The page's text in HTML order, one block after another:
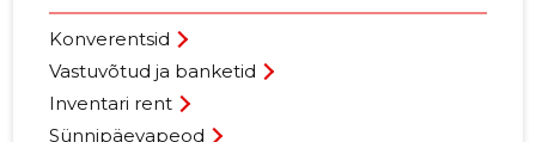
Konverentsid
Vastuvõtud ja banketid
Inventari rent
Sünnipäevapeod